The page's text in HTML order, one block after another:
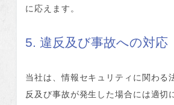
に応えます。
5. 違反及び事故への対応
当社は、情報セキュリティに関わる
反及び事故が発生した場合には適切